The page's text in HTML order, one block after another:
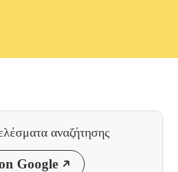
αναζήτησης
Google